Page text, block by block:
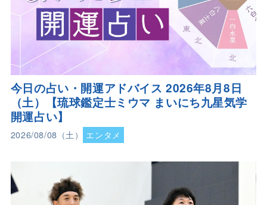
今日の占い・開運アドバイス 2026年8月8日
（土）【琉球鑑定士ミウマ まいにち九星気学
開運占い】
2026/08/08（土） エンタメ